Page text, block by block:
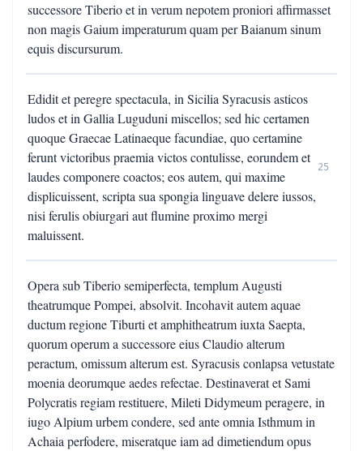
successore Tiberio et in verum nepotem proniori affirmasset
non magis Gaium imperaturum quam per Baianum sinum
equis discursurum.
Edidit et peregre spectacula, in Sicilia Syracusis asticos
ludos et in Gallia Luguduni miscellos; sed hic certamen
quoque Graecae Latinaeque facundiae, quo certamine
ferunt victoribus praemia victos contulisse, eorundem et
laudes componere coactos; eos autem, qui maxime
displicuissent, scripta sua spongia linguave delere iussos,
nisi ferulis obiurgari aut flumine proximo mergi
maluissent.
25
Opera sub Tiberio semiperfecta, templum Augusti
theatrumque Pompei, absolvit. Incohavit autem aquae
ductum regione Tiburti et amphitheatrum iuxta Saepta,
quorum operum a successore eius Claudio alterum
peractum, omissum alterum est. Syracusis conlapsa vetustate
moenia deorumque aedes refectae. Destinaverat et Sami
Polycratis regiam restituere, Mileti Didymeum peragere, in
iugo Alpium urbem condere, sed ante omnia Isthmum in
Achaia perfodere, miseratque iam ad dimetiendum opus